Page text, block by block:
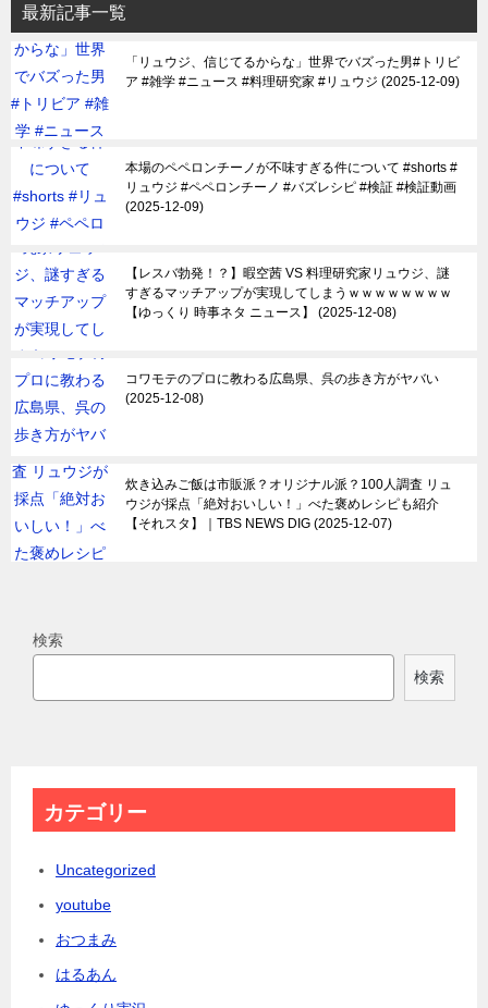
最新記事一覧
「リュウジ、信じてるからな」世界でバズった男#トリビ
ア #雑学 #ニュース #料理研究家 #リュウジ 2025-12-09
本場のペペロンチーノが不味すぎる件について #shorts #
リュウジ #ペペロンチーノ #バズレシピ #検証 #検証動画
2025-12-09
【レスバ勃発！？】暇空茜 VS 料理研究家リュウジ、謎
すぎるマッチアップが実現してしまうｗｗｗｗｗｗｗｗ
【ゆっくり 時事ネタ ニュース】
2025-12-08
コワモテのプロに教わる広島県、呉の歩き方がヤバい
2025-12-08
炊き込みご飯は市販派？オリジナル派？100人調査 リュ
ウジが採点「絶対おいしい！」べた褒めレシピも紹介
【それスタ】｜TBS NEWS DIG 2025-12-07
検索
検索
カテゴリー
Uncategorized
youtube
おつまみ
はるあん